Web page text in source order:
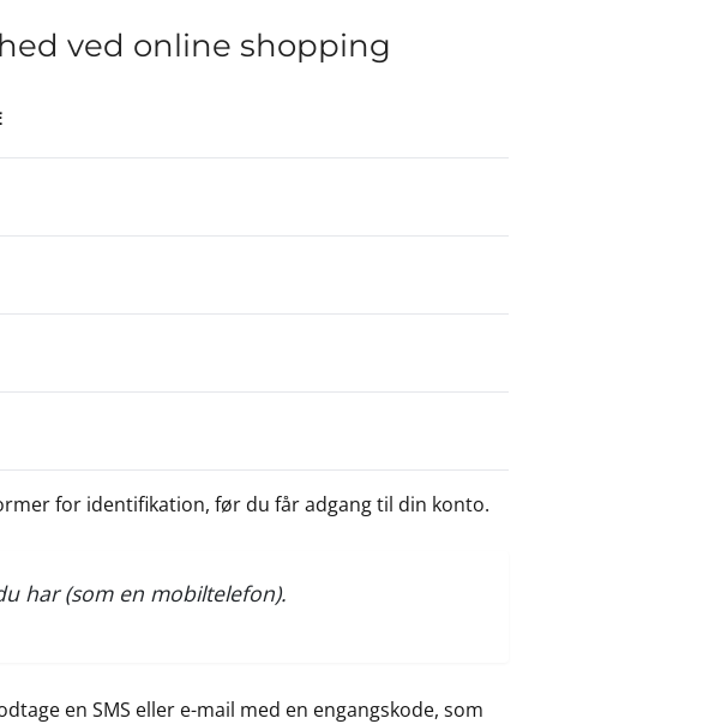
ved online shopping
for identifikation, før du får adgang til din konto.
har (som en mobiltelefon).
en SMS eller e-mail med en engangskode, som